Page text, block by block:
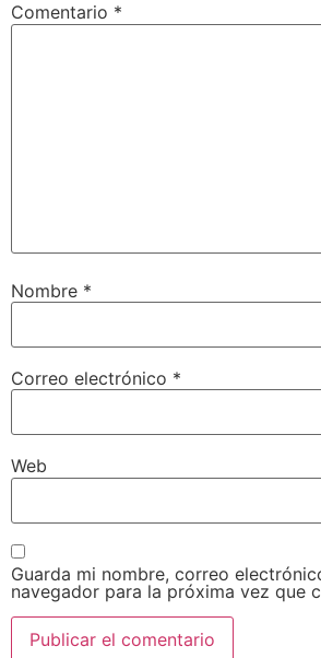
Comentario *
Nombre *
Correo electrónico *
Web
Guarda mi nombre, correo
navegador para la próxima vez que